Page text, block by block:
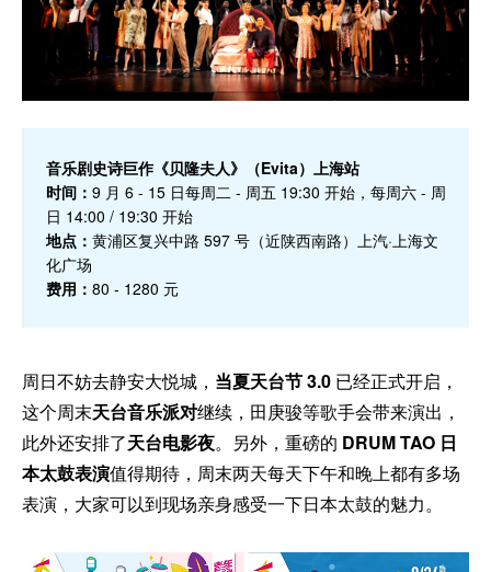
音乐剧史诗巨作《贝隆夫人》（Evita）上海站
时间： 9 月 6 - 15 日每周二 - 周五 19:30 开始，每周六 - 周
日 14:00 / 19:30 开始
地点： 黄浦区复兴中路 597 号（近陕西南路）上汽·上海文
化广场
费用： 80 - 1280 元
周日不妨去静安大悦城， 当夏天台节 3.0 已经正式开启，
这个周末天台音乐派对继续，田庚骏等歌手会带来演出，
此外还安排了天台电影夜。另外，重磅的 DRUM TAO 日
本太鼓表演值得期待，周末两天每天下午和晚上都有多场
表演，大家可以到现场亲身感受一下日本太鼓的魅力。